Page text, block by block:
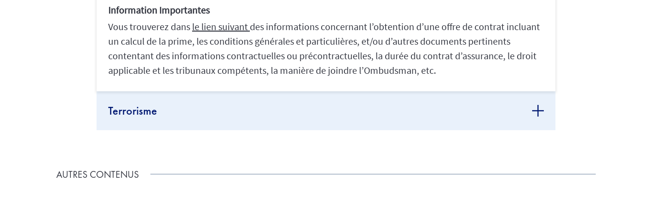
Information Importantes
Vous trouverez dans le lien suivant des informations concernant l’obtention d’une offre de contrat incluant
un calcul de la prime, les conditions générales et particulières, et/ou d’autres documents pertinents
contentant des informations contractuelles ou précontractuelles, la durée du contrat d’assurance, le droit
applicable et les tribunaux compétents, la manière de joindre l’Ombudsman, etc.
Terrorisme
AUTRES CONTENUS